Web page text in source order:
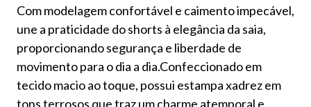
Com modelagem confortável e caimento impecável,
une a praticidade do shorts à elegância da saia,
proporcionando segurança e liberdade de
movimento para o dia a dia.Confeccionado em
tecido macio ao toque, possui estampa xadrez em
tons terrosos que traz um charme atemporal e